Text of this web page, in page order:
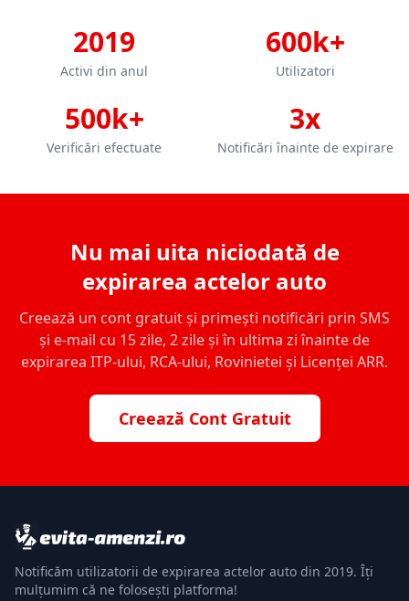
2019
Activi din anul
600k+
Utilizatori
500k+
Verificări efectuate
3x
Notificări înainte de expirare
Nu mai uita niciodată de
expirarea actelor auto
Creează un cont gratuit și primești notificări prin SMS
și e-mail cu 15 zile, 2 zile și în ultima zi înainte de
expirarea ITP-ului, RCA-ului, Rovinietei și Licenței ARR.
Creează Cont Gratuit
Notificăm utilizatorii de expirarea actelor auto din 2019. Îți
mulțumim că ne folosești platforma!